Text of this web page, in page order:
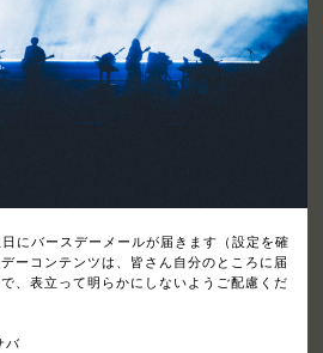
にバースデーメールが届きます（設定を確
ーコンテンツは、皆さん自分のところに届
、表立って明らかにしないようご配慮くだ
バ